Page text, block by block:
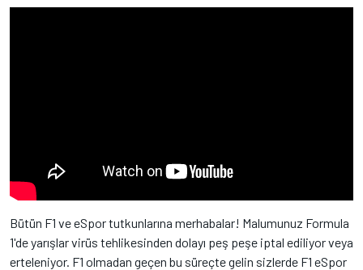
Bütün F1 ve eSpor tutkunlarına merhabalar! Malumunuz Formula
1'de yarışlar virüs tehlikesinden dolayı peş peşe iptal ediliyor veya
erteleniyor. F1 olmadan geçen bu süreçte gelin sizlerde F1 eSpor